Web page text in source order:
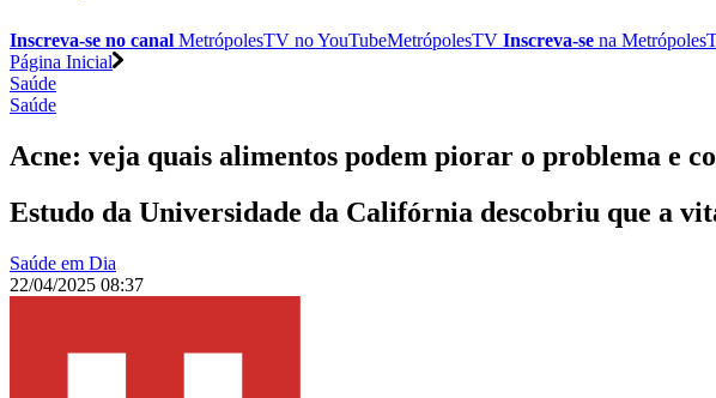
Inscreva-se no canal MetrópolesTV noYouTubeMetrópolesTV Inscreva-se na
Página Inicial
Saúde
Saúde
Acne: veja quais alimentos podem piorar o problema e
Estudo da Universidade da Califórnia descobriu que a
Saúde em Dia
22/04/2025 08:37